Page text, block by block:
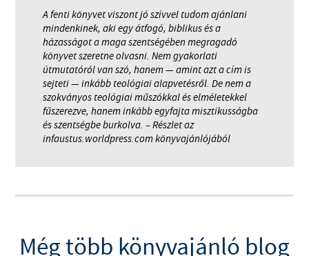
A fenti könyvet viszont jó szívvel tudom ajánlani
mindenkinek, aki egy átfogó, biblikus és a
házasságot a maga szentségében megragadó
könyvet szeretne olvasni. Nem gyakorlati
útmutatóról van szó, hanem — amint azt a cím is
sejteti — inkább teológiai alapvetésről. De nem a
szokványos teológiai műszókkal és elméletekkel
fűszerezve, hanem inkább egyfajta misztikusságba
és szentségbe burkolva. – Részlet az
infaustus.worldpress.com könyvajánlójából
Még több könyvajánló blog